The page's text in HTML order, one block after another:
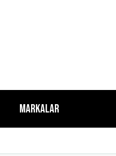
Markalar